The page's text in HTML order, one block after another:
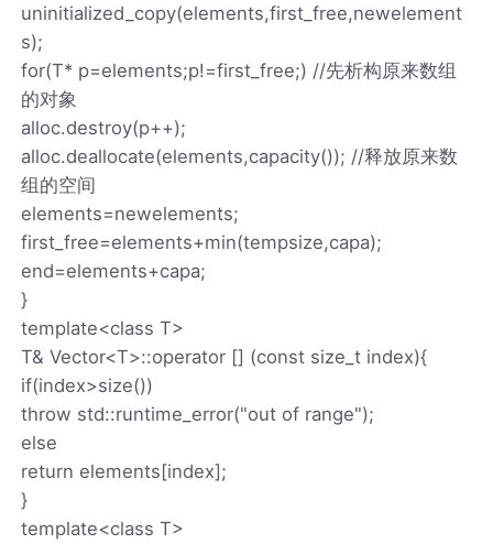
uninitialized_copy(elements,first_free,newelement
s);
for(T* p=elements;p!=first_free;) //先析构原来数组
的对象
alloc.destroy(p++);
alloc.deallocate(elements,capacity()); //释放原来数
组的空间
elements=newelements;
first_free=elements+min(tempsize,capa);
end=elements+capa;
}
template<class T>
T& Vector<T>::operator [] (const size_t index){
if(index>size())
throw std::runtime_error("out of range");
else
return elements[index];
}
template<class T>